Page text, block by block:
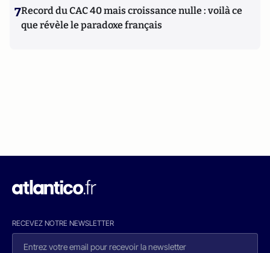
7Record du CAC 40 mais croissance nulle : voilà ce
que révèle le paradoxe français
RECEVEZ NOTRE NEWSLETTER